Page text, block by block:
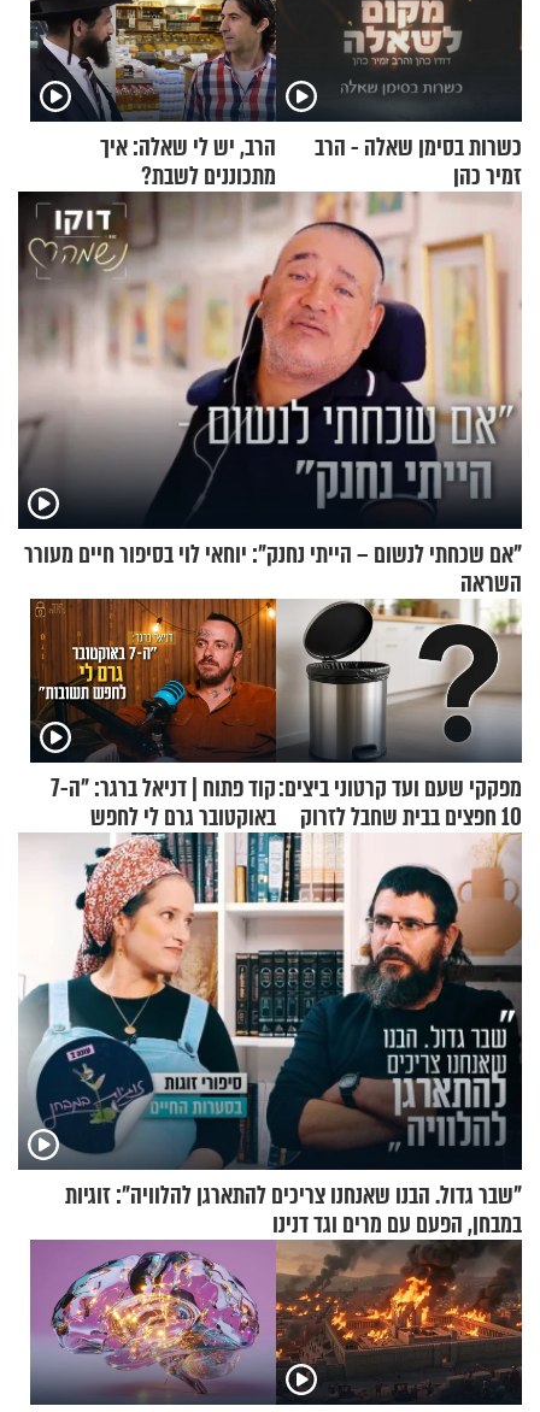
כשרות בסימן שאלה - הרב
זמיר כהן
הרב, יש לי שאלה: איך
מתכוננים לשבת?
"אם שכחתי לנשום – הייתי נחנק": יוחאי לוי בסיפור חיים מעורר
השראה
מפקקי שעם ועד קרטוני ביצים:
10 חפצים בבית שחבל לזרוק
לפח
קוד פתוח | דניאל ברגר: "ה-7
באוקטובר גרם לי לחפש
תשובות"
"שבר גדול. הבנו שאנחנו צריכים להתארגן להלוויה": זוגיות
במבחן, הפעם עם מרים וגד דנינו